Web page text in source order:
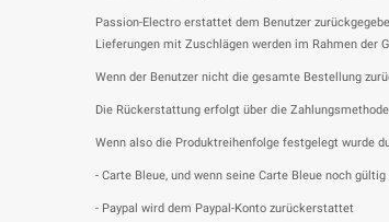
Passion-Electro erstattet dem Benutzer
Lieferungen mit Zuschlägen werden im Rahmen der
Wenn der Benutzer nicht die gesamte Bestellung
Die Rückerstattung erfolgt über die
Wenn also die Produktreihenfolge festgelegt wurde
- Carte Bleue, und wenn seine Carte Bleue noch
- Paypal wird dem Paypal-Konto zurückerstattet